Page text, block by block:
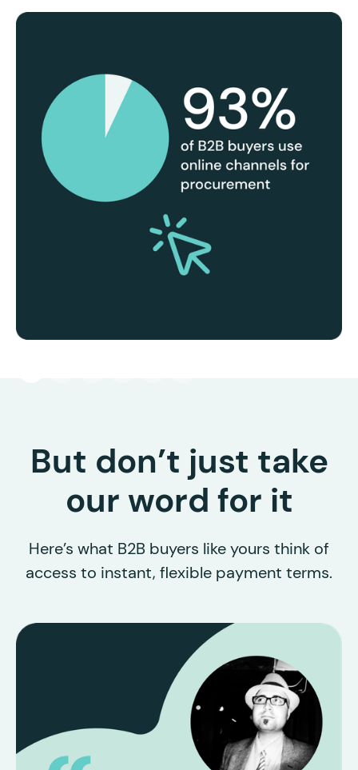
But don’t just take
our word for it
Here’s what B2B buyers like yours think of
access to instant, flexible payment terms.